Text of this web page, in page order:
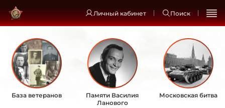
Личный кабинет Поиск
База ветеранов
Памяти Василия
Ланового
Московская битва